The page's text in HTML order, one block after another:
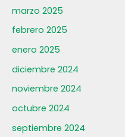
marzo 2025
febrero 2025
enero 2025
diciembre 2024
noviembre 2024
octubre 2024
septiembre 2024